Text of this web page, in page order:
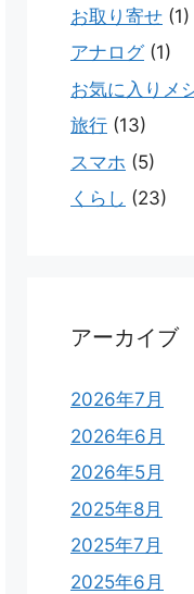
お取り寄せ (1)
アナログ(1)
お気に入りメ
旅行 (13)
スマホ (5)
くらし (23)
アーカイブ
2026年7月
2026年6月
2026年5月
2025年8月
2025年7月
2025年6月